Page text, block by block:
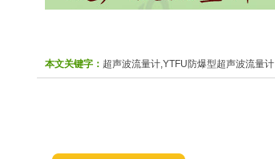
本文关键字： 超声波流量计,YTFU防爆型超声波流量计